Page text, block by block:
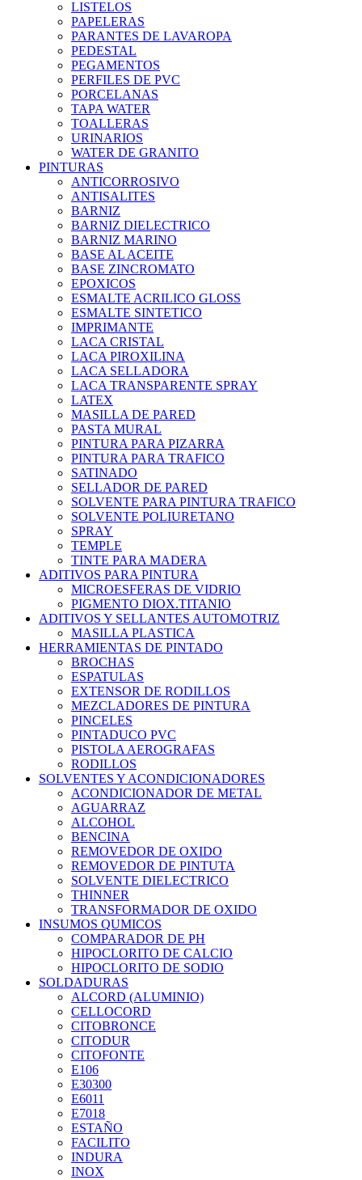
LISTELOS
PAPELERAS
PARANTES DE LAVAROPA
PEDESTAL
PEGAMENTOS
PERFILES DE PVC
PORCELANAS
TAPA WATER
TOALLERAS
URINARIOS
WATER DE GRANITO
PINTURAS
ANTICORROSIVO
ANTISALITES
BARNIZ
BARNIZ DIELECTRICO
BARNIZ MARINO
BASE AL ACEITE
BASE ZINCROMATO
EPOXICOS
ESMALTE ACRILICO GLOSS
ESMALTE SINTETICO
IMPRIMANTE
LACA CRISTAL
LACA PIROXILINA
LACA SELLADORA
LACA TRANSPARENTE SPRAY
LATEX
MASILLA DE PARED
PASTA MURAL
PINTURA PARA PIZARRA
PINTURA PARA TRAFICO
SATINADO
SELLADOR DE PARED
SOLVENTE PARA PINTURA TRAFICO
SOLVENTE POLIURETANO
SPRAY
TEMPLE
TINTE PARA MADERA
ADITIVOS PARA PINTURA
MICROESFERAS DE VIDRIO
PIGMENTO DIOX.TITANIO
ADITIVOS Y SELLANTES AUTOMOTRIZ
MASILLA PLASTICA
HERRAMIENTAS DE PINTADO
BROCHAS
ESPATULAS
EXTENSOR DE RODILLOS
MEZCLADORES DE PINTURA
PINCELES
PINTADUCO PVC
PISTOLA AEROGRAFAS
RODILLOS
SOLVENTES Y ACONDICIONADORES
ACONDICIONADOR DE METAL
AGUARRAZ
ALCOHOL
BENCINA
REMOVEDOR DE OXIDO
REMOVEDOR DE PINTUTA
SOLVENTE DIELECTRICO
THINNER
TRANSFORMADOR DE OXIDO
INSUMOS QUMICOS
COMPARADOR DE PH
HIPOCLORITO DE CALCIO
HIPOCLORITO DE SODIO
SOLDADURAS
ALCORD (ALUMINIO)
CELLOCORD
CITOBRONCE
CITODUR
CITOFONTE
E106
E30300
E6011
E7018
ESTAÑO
FACILITO
INDURA
INOX